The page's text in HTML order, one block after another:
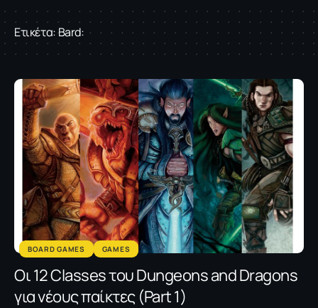
Ετικέτα:Bard:
BOARD GAMES GAMES
Οι 12 Classes του Dungeons and Dragons
για νέους παίκτες (Part 1)